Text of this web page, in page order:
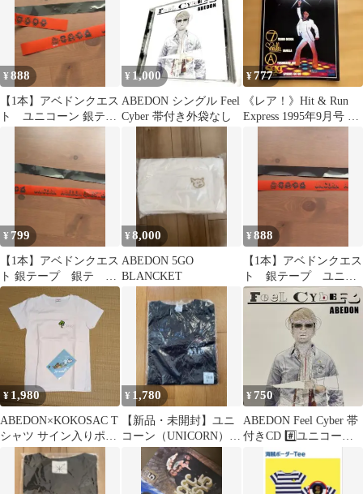
¥888
【1本】アベドンクエス
ト ユニコーン 銀テー
¥ 1,000
ABEDON シングル Feel
Cyber 帯付き外袋なし
¥777
《レア！》Hit & Run
Express 1995年9月号 フ
¥ 799
【1本】アベドンクエス
ト 銀テープ 銀テ
ABEDON ユニコーン
¥8,000
ABEDON 5GO
BLANCKET
¥888
【1本】アベドンクエス
ト 銀テープ ユニコ
ーン UNICORN
¥ 1,980
ABEDON×KOKOSAC T
シャツ サイン入りポス
トカード付き
¥ 1,780
【新品・未開封】ユニ
コーン（UNICORN）
『若返る忍者Tシャ
ツ』2019ツアー
¥ 750
ABEDON Feel Cyber 帯
付きCD #️⃣ユニコーン
の阿部義晴